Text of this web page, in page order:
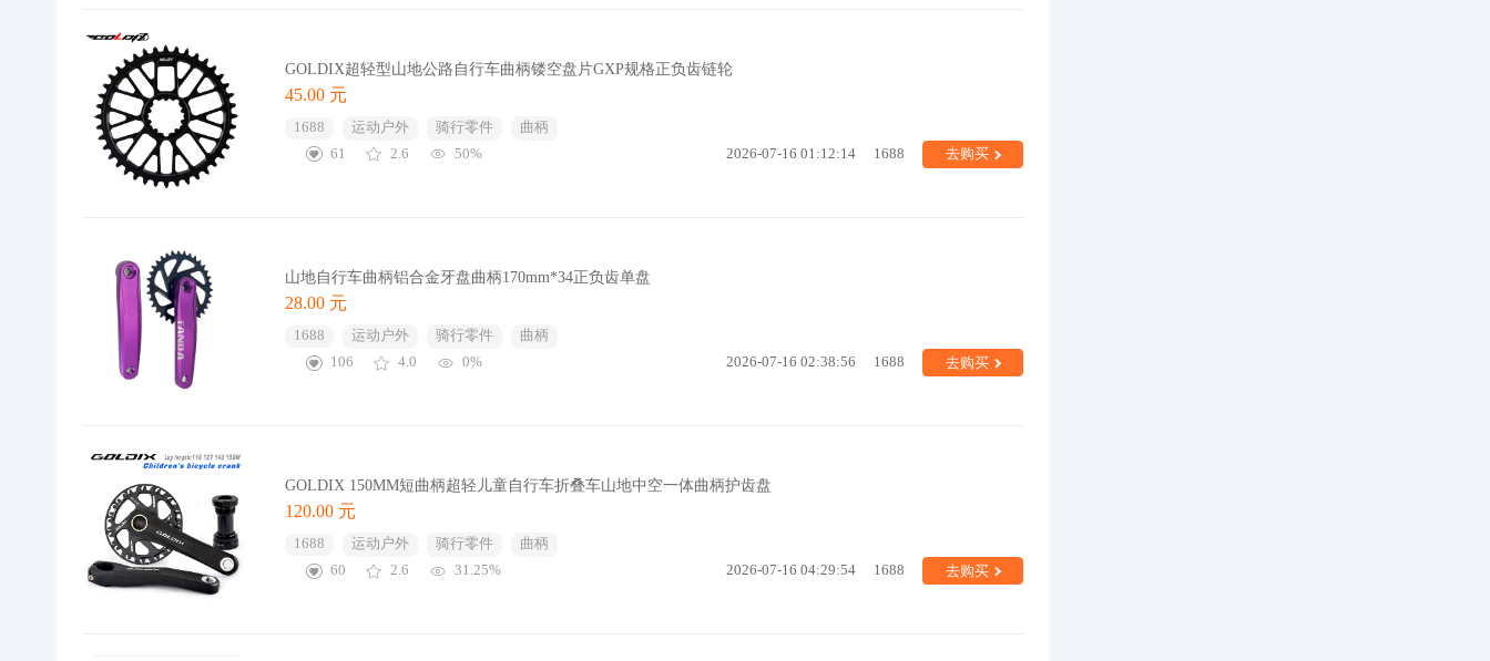
GOLDIX超轻型山地公路自行车曲柄镂空盘片GXP规格正负齿链轮
45.00 元
1688 运动户外 骑行零件
曲柄
61
2.6 50% 2026-07-16 01:12:14 1688 去购买
山地自行车曲柄铝合金牙盘曲柄170mm*34正负齿单盘
28.00 元
1688 运动户外 骑行零件
曲柄
106
4.0 0% 2026-07-16 02:38:56 1688 去购买
GOLDIX 150MM短曲柄超轻儿童自行车折叠车山地中空一体曲柄护齿盘
120.00 元
1688 运动户外 骑行零件
曲柄
60
2.6 31.25% 2026-07-16 04:29:54 1688 去购买